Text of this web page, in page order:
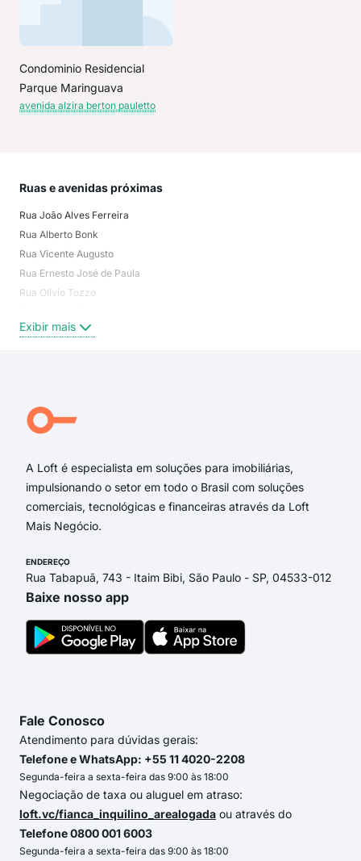
Condominio Residencial
Parque Maringuava
avenida alzira berton pauletto
Ruas e avenidas próximas
Rua João Alves Ferreira
Rua Alberto Bonk
Rua Vicente Augusto
Rua Ernesto José de Paula
Rua Olívio Tozzo
Rua Olímpio Ferreira da Cruz
Rua Ulisses Cordeiro
Alameda Artex
Exibir mais
A Loft é especialista em soluções para imobiliárias,
impulsionando o setor em todo o Brasil com soluções
comerciais, tecnológicas e financeiras através da Loft
Mais Negócio.
ENDEREÇO
Rua Tabapuã, 743 - Itaim Bibi, São Paulo - SP, 04533-012
Baixe nosso app
Fale Conosco
Atendimento para dúvidas gerais:
Telefone e WhatsApp: +55 11 4020-2208
Segunda-feira a sexta-feira das 9:00 às 18:00
Negociação de taxa ou aluguel em atraso:
loft.vc/fianca_inquilino_arealogada ou através do
Telefone 0800 001 6003
Segunda-feira a sexta-feira das 9:00 às 18:00